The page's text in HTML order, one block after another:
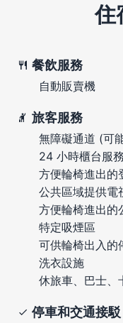
住
餐飲服務
自動販賣機
旅客服務
無障礙通道 (可
24 小時櫃台服務
方便輪椅進出的
公共區域提供電
方便輪椅進出的
特定吸煙區
可供輪椅出入的
洗衣設施
休旅車、巴士、
停車和交通接駁